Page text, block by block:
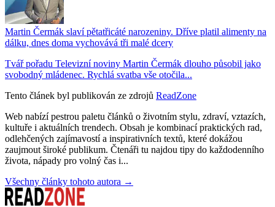
Martin Čermák slaví pětatřicáté narozeniny. Dříve platil alimenty na
dálku, dnes doma vychovává tři malé dcery
Tvář pořadu Televizní noviny Martin Čermák dlouho působil jako
svobodný mládenec. Rychlá svatba vše otočila...
Tento článek byl publikován ze zdrojů ReadZone
Web nabízí pestrou paletu článků o životním stylu, zdraví, vztazích,
kultuře i aktuálních trendech. Obsah je kombinací praktických rad,
odlehčených zajímavostí a inspirativních textů, které dokážou
zaujmout široké publikum. Čtenáři tu najdou tipy do každodenního
života, nápady pro volný čas i...
Všechny články tohoto autora →